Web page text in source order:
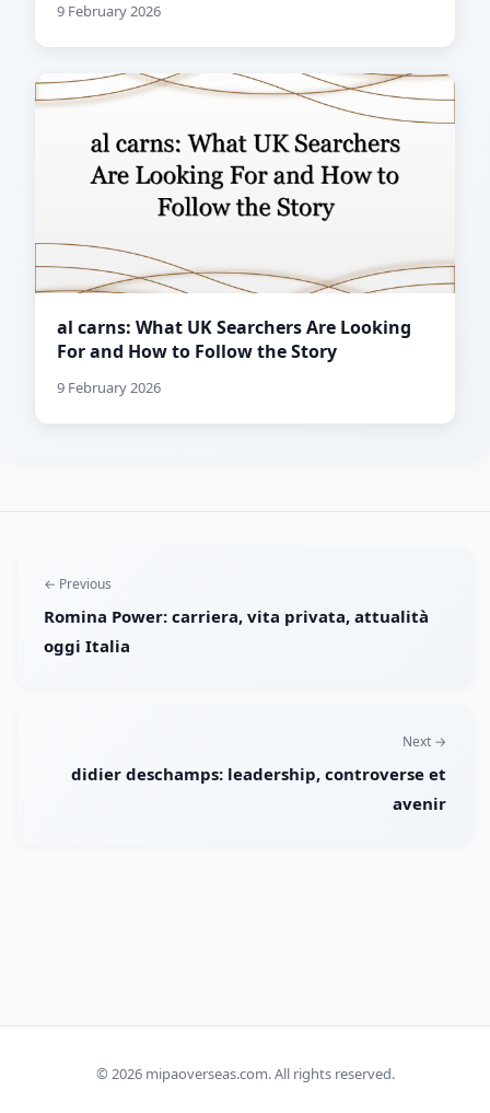
9 February 2026
al carns: What UK Searchers Are Looking
For and How to Follow the Story
9 February 2026
← Previous
Romina Power: carriera, vita privata, attualità
oggi Italia
Next →
didier deschamps: leadership, controverse et
avenir
© 2026 mipaoverseas.com. All rights reserved.